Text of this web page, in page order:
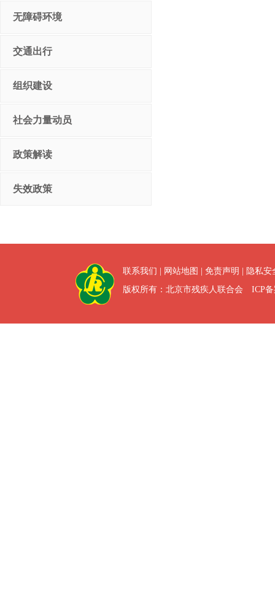
无障碍环境
交通出行
组织建设
社会力量动员
政策解读
失效政策
联系我们 网站地图 免责声明
隐私
版权所有：北京市残疾人联合会 ICP